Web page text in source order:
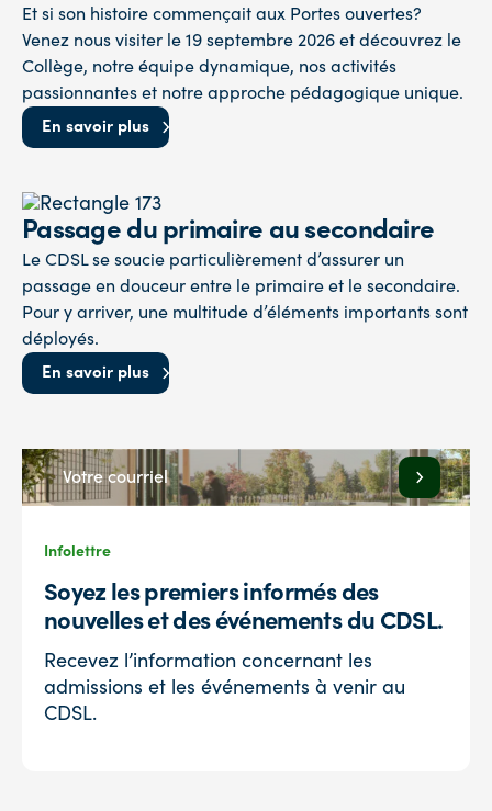
Et si son histoire commençait aux Portes ouvertes?
Venez nous visiter le 19 septembre 2026 et découvrez le
Collège, notre équipe dynamique, nos activités
passionnantes et notre approche pédagogique unique.
En savoir plus
Passage du primaire au secondaire
Le CDSL se soucie particulièrement d’assurer un
passage en douceur entre le primaire et le secondaire.
Pour y arriver, une multitude d’éléments importants sont
déployés.
En savoir plus
Infolettre
Soyez les premiers informés des
nouvelles et des événements du CDSL.
Recevez l’information concernant les
admissions et les événements à venir au
CDSL.